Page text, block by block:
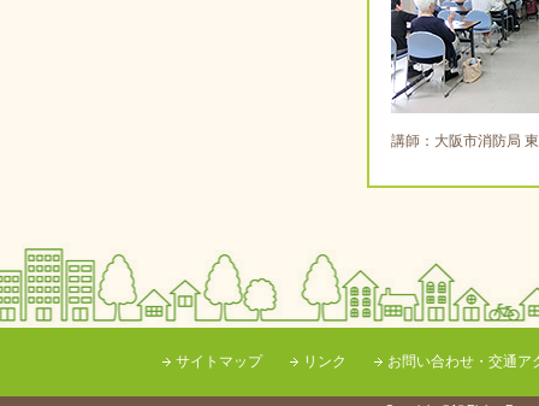
講師：大阪市消防局
サイトマップ リンク お問い合わせ・交通ア